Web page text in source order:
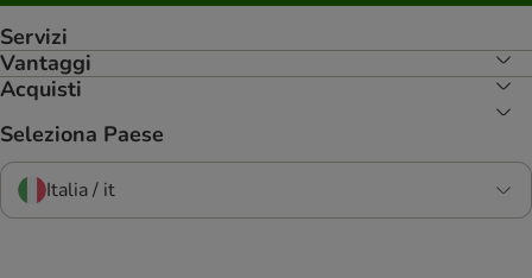
Servizi
Vantaggi
Acquisti
Seleziona Paese
Italia / it